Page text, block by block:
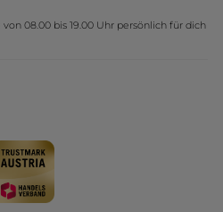
08.00 bis 19.00 Uhr persönlich für dich